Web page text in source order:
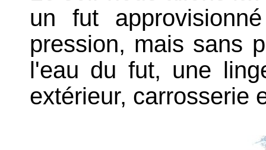
un fut
pression, mais sans
l'eau du fut, une
extérieur, carrosserie